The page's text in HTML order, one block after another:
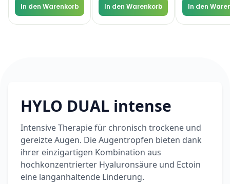
Durex Play Feel
Gleitgel
Dexeryl
die ganze Familie
5,91 € 6,35 € -7%
BEAUTY & PFLEGE
Linola Forte
Shampoo für
juckende, trockene
12,28 € 16,37 € -25%
In den Warenkorb
In den Warenkorb
In den
HYLO DUAL intense
Intensive Therapie für chronisch trockene und
gereizte Augen. Die Augentropfen bieten dank
ihrer einzigartigen Kombination aus
hochkonzentrierter Hyaluronsäure und Ectoin
eine langanhaltende Linderung.